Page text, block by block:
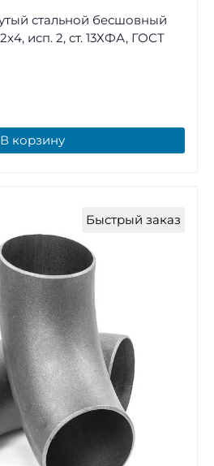
стальной бесшовный
исп. 2, ст. 13ХФА, ГОСТ
В корзину
Быстрый заказ